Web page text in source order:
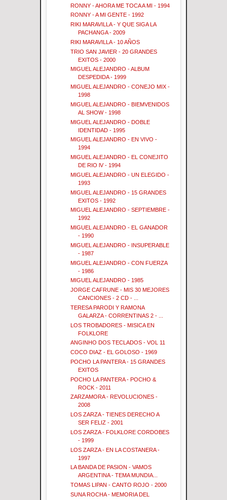
RONNY - AHORA ME TOCA A MI - 1994
RONNY - A MI GENTE - 1992
RIKI MARAVILLA - Y QUE SIGA LA
PACHANGA - 2009
RIKI MARAVILLA - 10 AÑOS
TRIO SAN JAVIER - 20 GRANDES
EXITOS - 2000
MIGUEL ALEJANDRO - ALBUM
DESPEDIDA - 1999
MIGUEL ALEJANDRO - CONEJO MIX -
1998
MIGUEL ALEJANDRO - BIEMVENIDOS
AL SHOW - 1998
MIGUEL ALEJANDRO - DOBLE
IDENTIDAD - 1995
MIGUEL ALEJANDRO - EN VIVO -
1994
MIGUEL ALEJANDRO - EL CONEJITO
DE RIO lV - 1994
MIGUEL ALEJANDRO - UN ELEGIDO -
1993
MIGUEL ALEJANDRO - 15 GRANDES
EXITOS - 1992
MIGUEL ALEJANDRO - SEPTIEMBRE -
1992
MIGUEL ALEJANDRO - EL GANADOR
- 1990
MIGUEL ALEJANDRO - INSUPERABLE
- 1987
MIGUEL ALEJANDRO - CON FUERZA
- 1986
MIGUEL ALEJANDRO - 1985
JORGE CAFRUNE - MIS 30 MEJORES
CANCIONES - 2 CD - ...
TERESA PARODI Y RAMONA
GALARZA - CORRENTINAS 2 - ...
LOS TROBADORES - MISICA EN
FOLKLORE
ANGINHO DOS TECLADOS - VOL 11
COCO DIAZ - EL GOLOSO - 1969
POCHO LA PANTERA - 15 GRANDES
EXITOS
POCHO LA PANTERA - POCHO &
ROCK - 2011
ZARZAMORA - REVOLUCIONES -
2008
LOS ZARZA - TIENES DERECHO A
SER FELIZ - 2001
LOS ZARZA - FOLKLORE CORDOBES
- 1999
LOS ZARZA - EN LA COSTANERA -
1997
LA BANDA DE PASION - VAMOS
ARGENTINA - TEMA MUNDIA...
TOMAS LIPAN - CANTO ROJO - 2000
SUNA ROCHA - MEMORIA DEL